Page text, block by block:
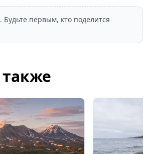
Будьте первым, кто поделится